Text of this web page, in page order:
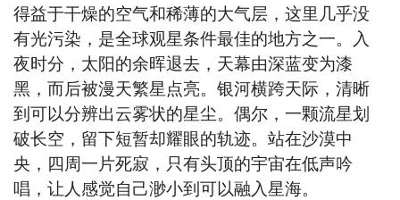
得益于干燥的空气和稀薄的大气层，这里几乎没
有光污染，是全球观星条件最佳的地方之一。入
夜时分，太阳的余晖退去，天幕由深蓝变为漆
黑，而后被漫天繁星点亮。银河横跨天际，清晰
到可以分辨出云雾状的星尘。偶尔，一颗流星划
破长空，留下短暂却耀眼的轨迹。站在沙漠中
央，四周一片死寂，只有头顶的宇宙在低声吟
唱，让人感觉自己渺小到可以融入星海。